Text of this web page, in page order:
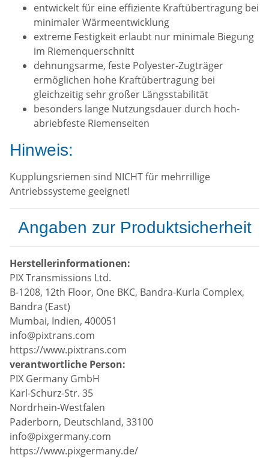
entwickelt für eine effiziente Kraftübertragung bei
minimaler Wärmeentwicklung
extreme Festigkeit erlaubt nur minimale Biegung
im Riemenquerschnitt
dehnungsarme, feste Polyester-Zugträger
ermöglichen hohe Kraftübertragung bei
gleichzeitig sehr großer Längsstabilität
besonders lange Nutzungsdauer durch hoch-
abriebfeste Riemenseiten
Hinweis:
Kupplungsriemen sind NICHT für mehrrillige
Antriebssysteme geeignet!
Angaben zur Produktsicherheit
Herstellerinformationen:
PIX Transmissions Ltd.
B-1208, 12th Floor, One BKC, Bandra-Kurla Complex,
Bandra (East)
Mumbai, Indien, 400051
info@pixtrans.com
https://www.pixtrans.com
verantwortliche Person:
PIX Germany GmbH
Karl-Schurz-Str. 35
Nordrhein-Westfalen
Paderborn, Deutschland, 33100
info@pixgermany.com
https://www.pixgermany.de/